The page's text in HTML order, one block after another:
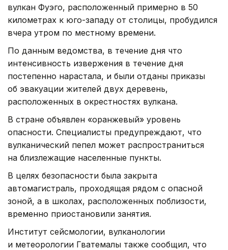
вулкан Фуэго, расположенный примерно в 50
километрах к юго-западу от столицы, пробудился
вчера утром по местному времени.
По данным ведомства, в течение дня что
интенсивность извержения в течение дня
постепенно нарастала, и были отданы приказы
об эвакуации жителей двух деревень,
расположенных в окрестностях вулкана.
В стране объявлен «оранжевый» уровень
опасности. Специалисты предупреждают, что
вулканический пепел может распространиться
на близлежащие населенные пункты.
В целях безопасности была закрыта
автомагистраль, проходящая рядом с опасной
зоной, а в школах, расположенных поблизости,
временно приостановили занятия.
Институт сейсмологии, вулканологии
и метеорологии Гватемалы также сообщил, что